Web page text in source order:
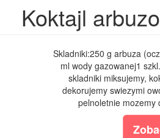
Koktajl
Skladniki:250 g arbuza
ml wody gazowanej1
skladniki miksujemy,
dekorujemy swiezymi
pelnoletnie mozemy